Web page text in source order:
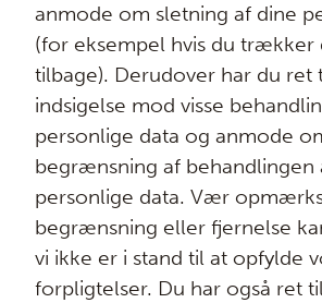
anmode om sletning af dine
(for eksempel hvis du trækker
tilbage). Derudover har du ret
indsigelse mod visse
personlige data og anmode
begrænsning af behandlingen
personlige data. Vær
begrænsning eller fjernelse
vi ikke er i stand til at opfylde
forpligtelser. Du har også ret